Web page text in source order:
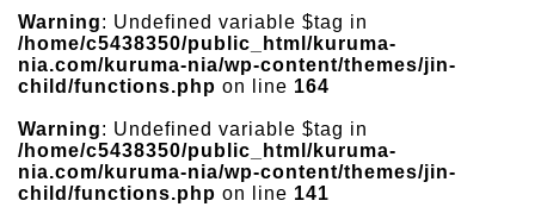
Warning: Undefined variable $tag in
/home/c5438350/public_html/kuruma-
nia.com/kuruma-nia/wp-content/themes/jin-
child/functions.php on line 164
Warning: Undefined variable $tag in
/home/c5438350/public_html/kuruma-
nia.com/kuruma-nia/wp-content/themes/jin-
child/functions.php on line 141